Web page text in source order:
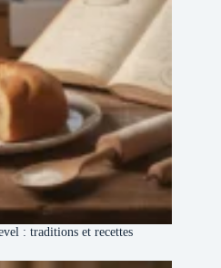
: traditions et recettes